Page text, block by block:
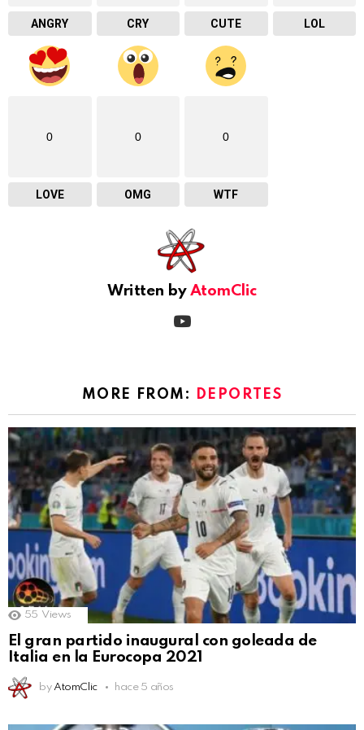
ANGRY CRY CUTE LOL
0
LOVE
0
OMG
0
WTF
Written by AtomClic
MORE FROM: DEPORTES
55 Views
El gran partido inaugural con goleada de
Italia en la Eurocopa 2021
by AtomClic hace 5 años